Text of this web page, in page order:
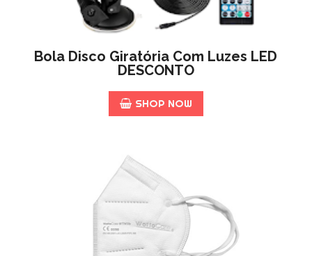
Bola Disco Giratória Com Luzes LED
DESCONTO
SHOP NOW